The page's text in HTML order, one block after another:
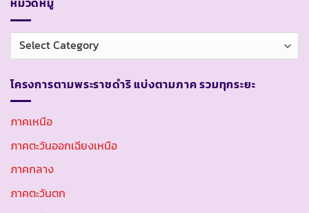
หมวด
หมู่
โครงการตามพระราชดำริ แบ่งตามภาค รวมทุกระยะ
ภาคเหนือ
ภาคตะวันออกเฉียงเหนือ
ภาคกลาง
ภาคตะวันตก